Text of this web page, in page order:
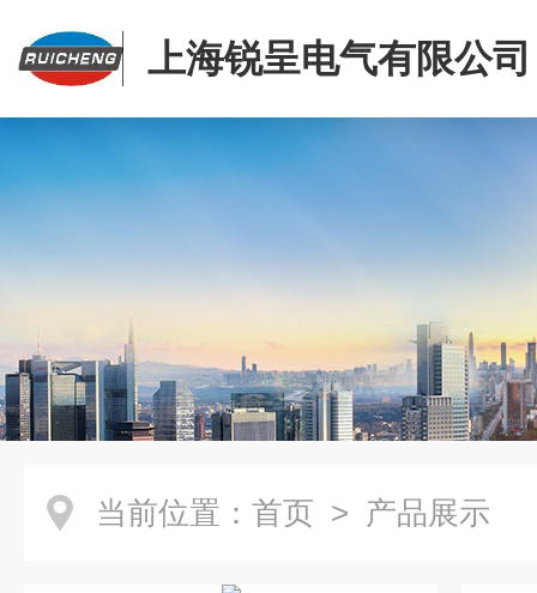
上海锐呈电气有限公司
当前位置： 首页 > 产品展示